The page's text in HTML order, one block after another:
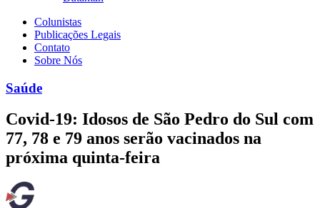
Colunistas
Publicações Legais
Contato
Sobre Nós
Saúde
Covid-19: Idosos de São Pedro do Sul com
77, 78 e 79 anos serão vacinados na
próxima quinta-feira